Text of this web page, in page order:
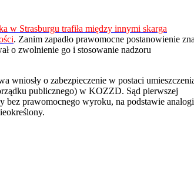
w Strasburgu trafiła między innymi skarga
. Zanim zapadło prawomocne postanowienie
o zwolnienie go i stosowanie nadzoru
wniosły o zabezpieczenie w postaci
publicznego) w KOZZD. Sąd pierwszej
bez prawomocnego wyroku, na podstawie